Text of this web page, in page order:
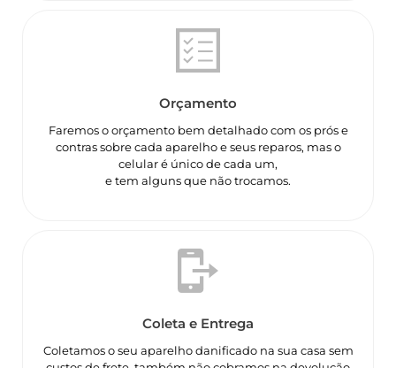
Orçamento
Faremos o orçamento bem detalhado com os prós e
contras sobre cada aparelho e seus reparos, mas o
celular é único de cada um,
e tem alguns que não trocamos.
Coleta e Entrega
Coletamos o seu aparelho danificado na sua casa sem